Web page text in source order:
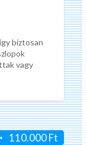
ad
tag
biztosan
vagy
110.000 Ft